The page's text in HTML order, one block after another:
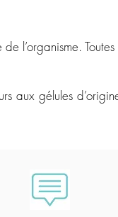
Toutes
aux gélules